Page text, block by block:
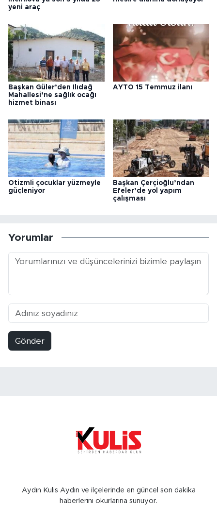
yeni araç
Başkan Güler’den Ilıdağ
Mahallesi’ne sağlık ocağı
hizmet binası
AYTO 15 Temmuz ilanı
Otizmli çocuklar yüzmeyle
güçleniyor
Başkan Çerçioğlu’ndan
Efeler’de yol yapım
çalışması
Yorumlar
Gönder
Aydın Kulis Aydın ve ilçelerinde en güncel son dakika
haberlerini okurlarına sunuyor.